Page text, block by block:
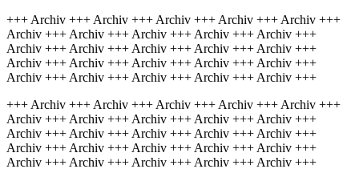
+++ Archiv +++ Archiv +++ Archiv +++ Archiv +++ Archiv +++
Archiv +++ Archiv +++ Archiv +++ Archiv +++ Archiv +++
Archiv +++ Archiv +++ Archiv +++ Archiv +++ Archiv +++
Archiv +++ Archiv +++ Archiv +++ Archiv +++ Archiv +++
Archiv +++ Archiv +++ Archiv +++ Archiv +++ Archiv +++
+++ Archiv +++ Archiv +++ Archiv +++ Archiv +++ Archiv +++
Archiv +++ Archiv +++ Archiv +++ Archiv +++ Archiv +++
Archiv +++ Archiv +++ Archiv +++ Archiv +++ Archiv +++
Archiv +++ Archiv +++ Archiv +++ Archiv +++ Archiv +++
Archiv +++ Archiv +++ Archiv +++ Archiv +++ Archiv +++